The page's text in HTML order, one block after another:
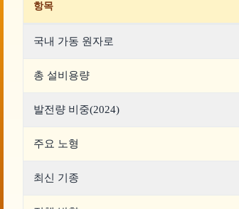
항목
국내 가동 원자로
총 설비용량
발전량 비중(2024)
주요 노형
최신 기종